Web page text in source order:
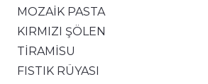
MOZAİK PASTA
KIRMIZI ŞÖLEN
TİRAMİSU
FISTIK RÜYASI